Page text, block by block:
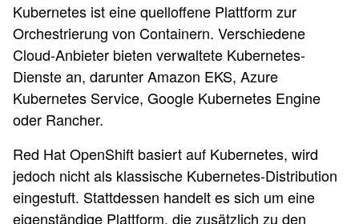
Kubernetes ist eine quelloffene Plattform zur
Orchestrierung von Containern. Verschiedene
Cloud-Anbieter bieten verwaltete Kubernetes-
Dienste an, darunter Amazon EKS, Azure
Kubernetes Service, Google Kubernetes Engine
oder Rancher.
Red Hat OpenShift basiert auf Kubernetes, wird
jedoch nicht als klassische Kubernetes-Distribution
eingestuft. Stattdessen handelt es sich um eine
eigenständige Plattform, die zusätzlich zu den